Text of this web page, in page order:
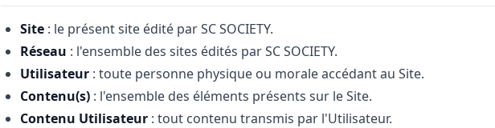
Site : le présent site édité par SC SOCIETY.
Réseau : l'ensemble des sites édités par SC SOCIETY.
Utilisateur : toute personne physique ou morale accédant au Site.
Contenu(s) : l'ensemble des éléments présents sur le Site.
Contenu Utilisateur : tout contenu transmis par l'Utilisateur.